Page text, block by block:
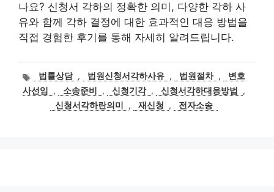
나요? 신청서 각하의 정확한 의미, 다양한 각하 사
유와 함께 각하 결정에 대한 효과적인 대응 방법을
직접 경험한 후기를 통해 자세히 알려드립니다.
태
그
법률상담 , 법원신청서각하사유 , 법원절차 ,
변호
사선임
, 소송준비 , 신청기각 , 신청서각하대응방법
,
신청서각하란의미
, 재신청 , 전자소송